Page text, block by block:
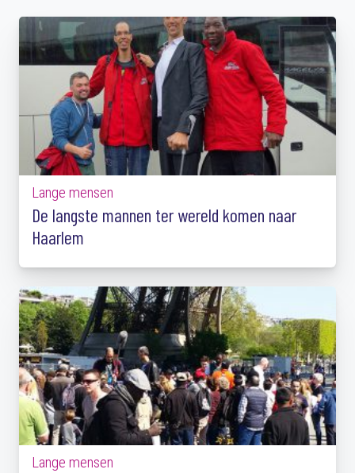
Lange mensen
De langste mannen ter wereld komen naar
Haarlem
Lange mensen